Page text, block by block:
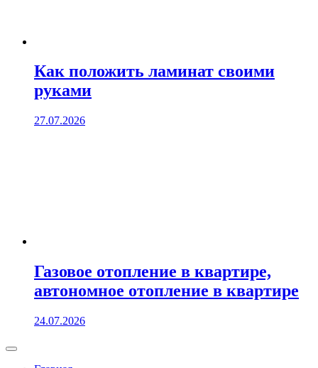
Как положить ламинат своими
руками
27.07.2026
Газовое отопление в квартире,
автономное отопление в квартире
24.07.2026